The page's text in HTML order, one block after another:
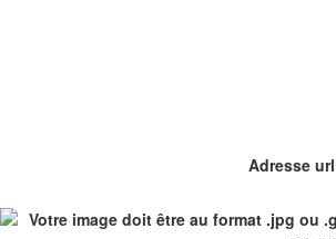
Adresse url